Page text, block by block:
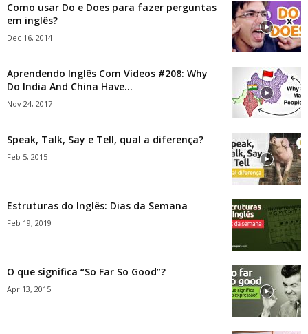
Como usar Do e Does para fazer perguntas
em inglês?
Dec 16, 2014
Aprendendo Inglês Com Vídeos #208: Why
Do India And China Have...
Nov 24, 2017
Speak, Talk, Say e Tell, qual a diferença?
Feb 5, 2015
Estruturas do Inglês: Dias da Semana
Feb 19, 2019
O que significa “So Far So Good”?
Apr 13, 2015